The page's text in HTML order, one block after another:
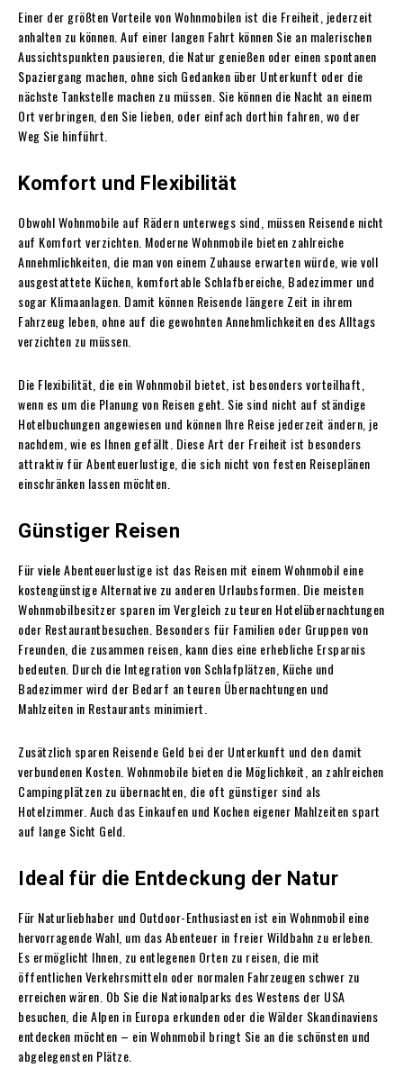
Einer der größten Vorteile von Wohnmobilen ist die Freiheit, jederzeit
anhalten zu können. Auf einer langen Fahrt können Sie an malerischen
Aussichtspunkten pausieren, die Natur genießen oder einen spontanen
Spaziergang machen, ohne sich Gedanken über Unterkunft oder die
nächste Tankstelle machen zu müssen. Sie können die Nacht an einem
Ort verbringen, den Sie lieben, oder einfach dorthin fahren, wo der
Weg Sie hinführt.
Komfort und Flexibilität
Obwohl Wohnmobile auf Rädern unterwegs sind, müssen Reisende nicht
auf Komfort verzichten. Moderne Wohnmobile bieten zahlreiche
Annehmlichkeiten, die man von einem Zuhause erwarten würde, wie voll
ausgestattete Küchen, komfortable Schlafbereiche, Badezimmer und
sogar Klimaanlagen. Damit können Reisende längere Zeit in ihrem
Fahrzeug leben, ohne auf die gewohnten Annehmlichkeiten des Alltags
verzichten zu müssen.
Die Flexibilität, die ein Wohnmobil bietet, ist besonders vorteilhaft,
wenn es um die Planung von Reisen geht. Sie sind nicht auf ständige
Hotelbuchungen angewiesen und können Ihre Reise jederzeit ändern, je
nachdem, wie es Ihnen gefällt. Diese Art der Freiheit ist besonders
attraktiv für Abenteuerlustige, die sich nicht von festen Reiseplänen
einschränken lassen möchten.
Günstiger Reisen
Für viele Abenteuerlustige ist das Reisen mit einem Wohnmobil eine
kostengünstige Alternative zu anderen Urlaubsformen. Die meisten
Wohnmobilbesitzer sparen im Vergleich zu teuren Hotelübernachtungen
oder Restaurantbesuchen. Besonders für Familien oder Gruppen von
Freunden, die zusammen reisen, kann dies eine erhebliche Ersparnis
bedeuten. Durch die Integration von Schlafplätzen, Küche und
Badezimmer wird der Bedarf an teuren Übernachtungen und
Mahlzeiten in Restaurants minimiert.
Zusätzlich sparen Reisende Geld bei der Unterkunft und den damit
verbundenen Kosten. Wohnmobile bieten die Möglichkeit, an zahlreichen
Campingplätzen zu übernachten, die oft günstiger sind als
Hotelzimmer. Auch das Einkaufen und Kochen eigener Mahlzeiten spart
auf lange Sicht Geld.
Ideal für die Entdeckung der Natur
Für Naturliebhaber und Outdoor-Enthusiasten ist ein Wohnmobil eine
hervorragende Wahl, um das Abenteuer in freier Wildbahn zu erleben.
Es ermöglicht Ihnen, zu entlegenen Orten zu reisen, die mit
öffentlichen Verkehrsmitteln oder normalen Fahrzeugen schwer zu
erreichen wären. Ob Sie die Nationalparks des Westens der USA
besuchen, die Alpen in Europa erkunden oder die Wälder Skandinaviens
entdecken möchten – ein Wohnmobil bringt Sie an die schönsten und
abgelegensten Plätze.